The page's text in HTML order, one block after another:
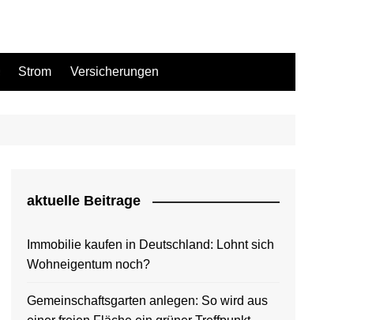
Strom Versicherungen
aktuelle Beitrage
Immobilie kaufen in Deutschland: Lohnt sich
Wohneigentum noch?
Gemeinschaftsgarten anlegen: So wird aus